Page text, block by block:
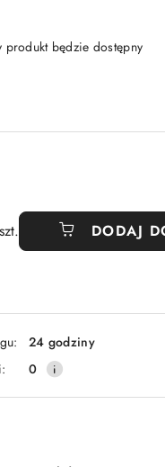
produkt będzie dostępny
szt. DODAJ
24 godziny
0